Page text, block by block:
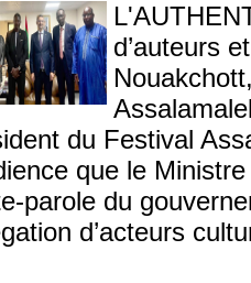
d’auteurs
du Festival
que le
parole du
d’acteurs